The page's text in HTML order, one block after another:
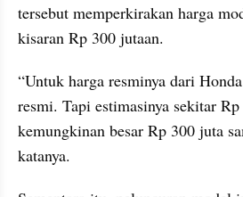
tersebut memperkirakan harga
kisaran Rp 300 jutaan.
“Untuk harga resminya dari
resmi. Tapi estimasinya sekitar
kemungkinan besar Rp 300 juta
katanya.